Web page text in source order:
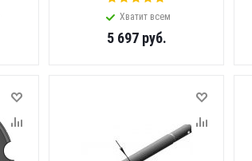
Хватит всем
5 697 руб.